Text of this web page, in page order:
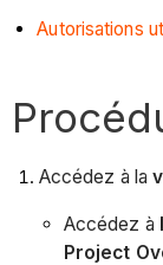
Autorisations
Accédez à la
Accédez à
Project